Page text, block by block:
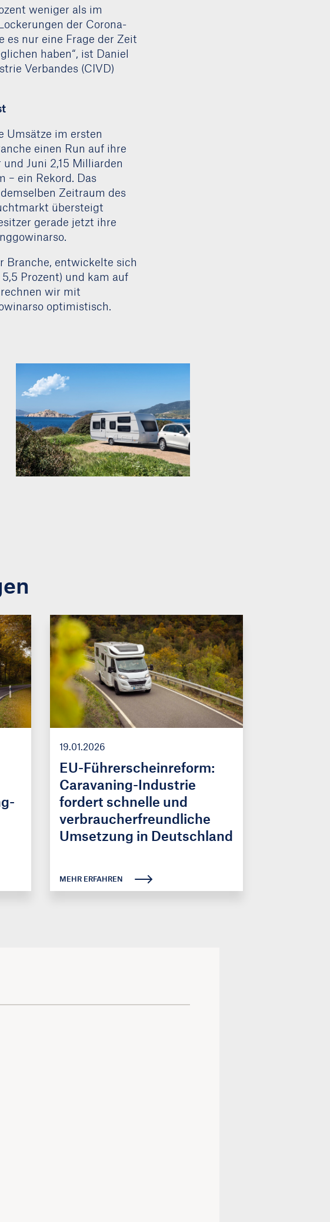
weniger als im
der Corona-
es nur eine Frage der Zeit
haben“, ist Daniel
Verbandes (CIVD)
Umsätze im ersten
einen Run auf ihre
Juni 2,15 Milliarden
– ein Rekord. Das
Zeitraum des
übersteigt
gerade jetzt ihre
Branche, entwickelte sich
Prozent) und kam auf
wir mit
optimistisch.
19.01.2026
EU-Führerscheinreform:
Caravaning-Industrie
fordert schnelle und
verbraucherfreundliche
Umsetzung in Deutschland
MEHR ERFAHREN